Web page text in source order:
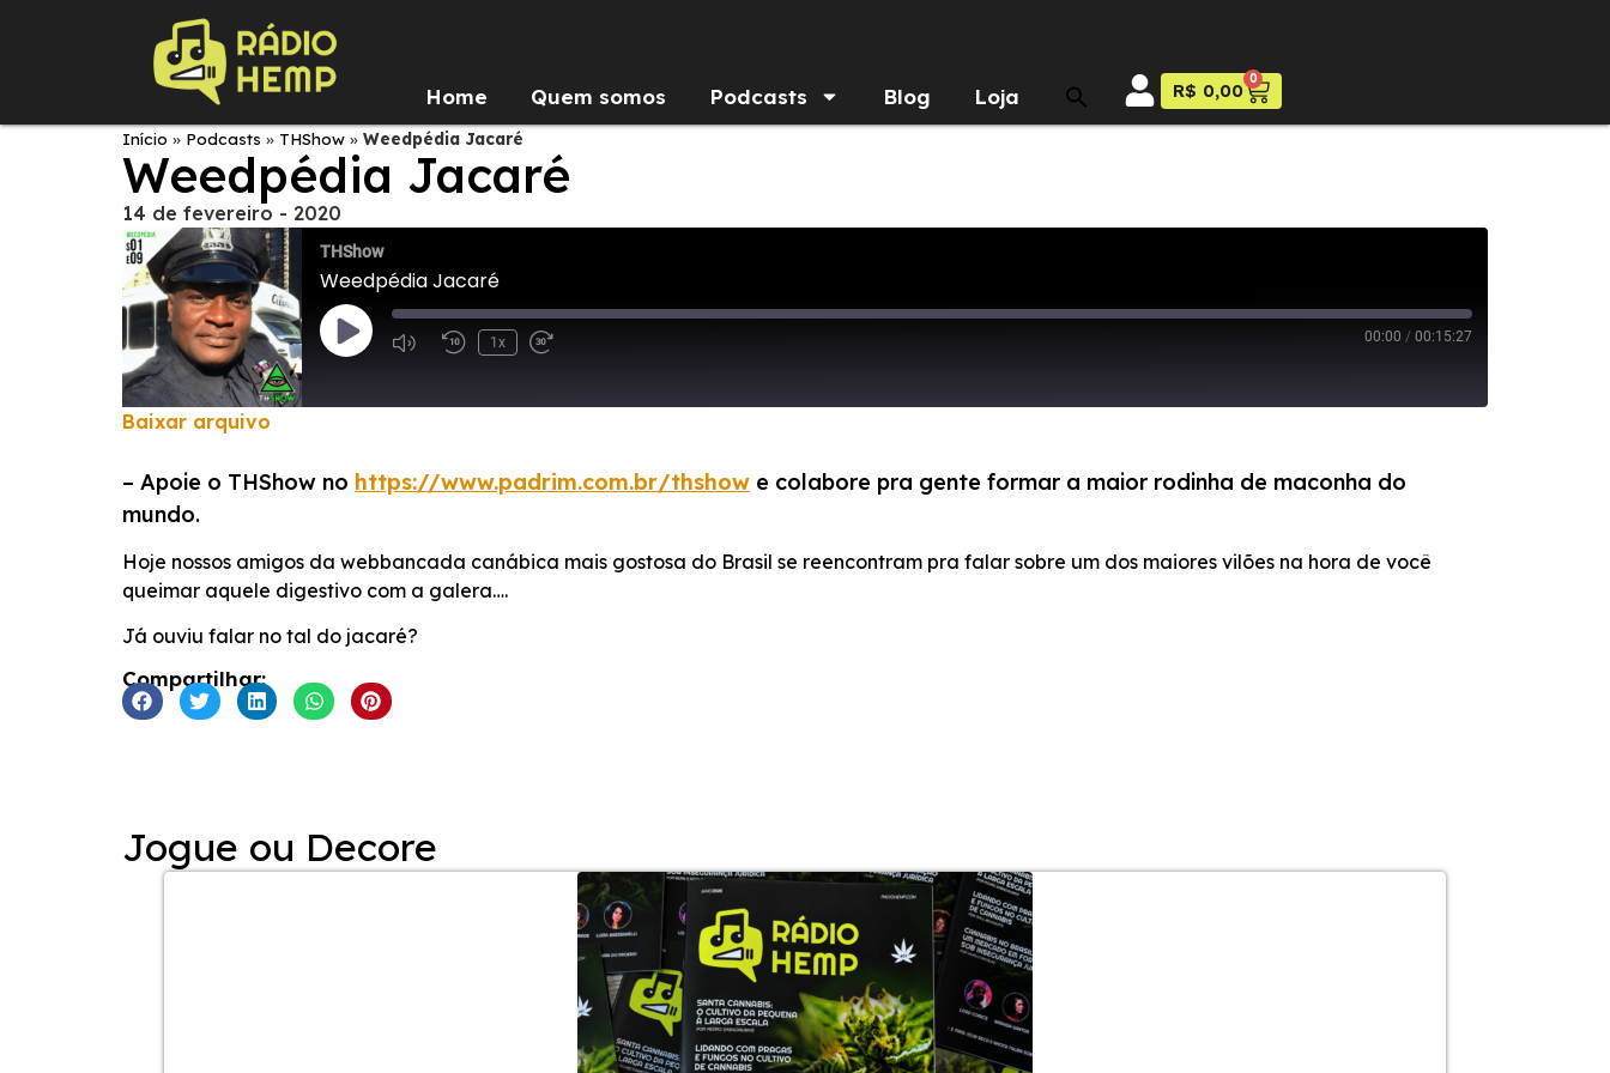
Home Quem somos Podcasts Blog Loja R$ 0,00
0
Início » Podcasts » THShow » Weedpédia Jacaré
Weedpédia Jacaré
14 de fevereiro - 2020
THShow
Weedpédia Jacaré
1x 00:00 / 00:15:27
FEED RSS
LINK
INCORPORAR
Baixar arquivo
– Apoie o THShow no https://www.padrim.com.br/thshow e colabore pra gente formar a maior rodinha de maconha do
mundo.
Hoje nossos amigos da webbancada canábica mais gostosa do Brasil se reencontram pra falar sobre um dos maiores vilões na hora de você
queimar aquele digestivo com a galera….
Já ouviu falar no tal do jacaré?
Compartilhar:
Jogue ou Decore